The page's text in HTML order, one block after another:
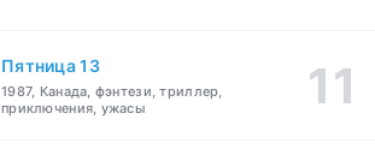
Пятница 13
1987, Канада, фэнтези, триллер,
приключения, ужасы